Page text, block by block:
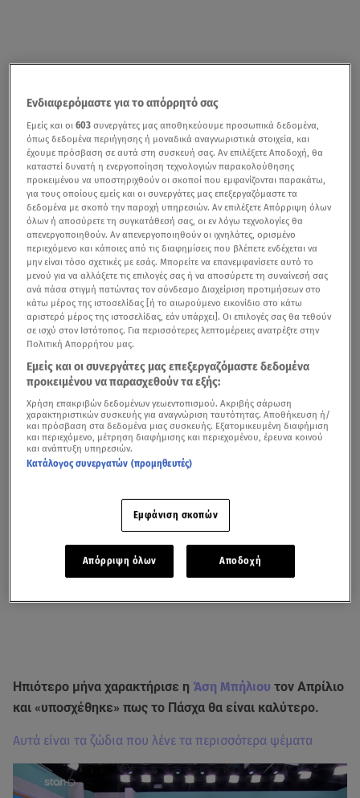
Ηπιότερο μήνα χαρακτήρισε η Άση Μπήλιου τον Απρίλιο
και «υποσχέθηκε» πως το Πάσχα θα είναι καλύτερο.
Αυτά είναι τα ζώδια που λένε τα περισσότερα ψέματα
Ενδιαφερόμαστε για το απόρρητό σας
Εμείς και οι603 συνεργάτες μας αποθηκεύουμε προσωπικά δεδομένα,
όπως δεδομένα περιήγησης ή μοναδικά αναγνωριστικά στοιχεία, και
έχουμε πρόσβαση σε αυτά στη συσκευή σας. Αν επιλέξετε Αποδοχή, θα
καταστεί δυνατή η ενεργοποίηση τεχνολογιών παρακολούθησης
προκειμένου να υποστηριχθούν οι σκοποί που εμφανίζονται παρακάτω,
για τους οποίους εμείς και οι συνεργάτες μας επεξεργαζόμαστε τα
δεδομένα με σκοπό την παροχή υπηρεσιών. Αν επιλέξετε Απόρριψη όλων
όλων ή αποσύρετε τη συγκατάθεσή σας, οι εν λόγω τεχνολογίες θα
απενεργοποιηθούν. Αν απενεργοποιηθούν οι ιχνηλάτες, ορισμένο
περιεχόμενο και κάποιες από τις διαφημίσεις που βλέπετε ενδέχεται να
μην είναι τόσο σχετικές με εσάς. Μπορείτε να επανεμφανίσετε αυτό το
μενού για να αλλάξετε τις επιλογές σας ή να αποσύρετε τη συναίνεσή σας
ανά πάσα στιγμή πατώντας τον σύνδεσμο Διαχείριση προτιμήσεων στο
κάτω μέρος της ιστοσελίδας [ή το αιωρούμενο εικονίδιο στο κάτω
αριστερό μέρος της ιστοσελίδας, εάν υπάρχει]. Οι επιλογές σας θα τεθούν
σε ισχύ στον Ιστότοπος. Για περισσότερες λεπτομέρειες ανατρέξτε στην
Πολιτική Απορρήτου μας.
Εμείς και οι συνεργάτες μας επεξεργαζόμαστε δεδομένα
προκειμένου να παρασχεθούν τα εξής:
Χρήση επακριβών δεδομένων γεωεντοπισμού. Ακριβής σάρωση
χαρακτηριστικών συσκευής για αναγνώριση ταυτότητας. Αποθήκευση ή/
και πρόσβαση στα δεδομένα μιας συσκευής. Εξατομικευμένη διαφήμιση
και περιεχόμενο, μέτρηση διαφήμισης και περιεχομένου, έρευνα κοινού
και ανάπτυξη υπηρεσιών.
Κατάλογος συνεργατών (προμηθευτές)
Εμφάνιση σκοπών
Απόρριψη όλων Αποδοχή